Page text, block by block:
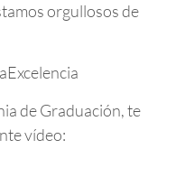
orgullosos de
de Graduación, te
vídeo: